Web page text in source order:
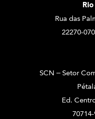
Rua das
22270-
SCN – Setor
Ed.